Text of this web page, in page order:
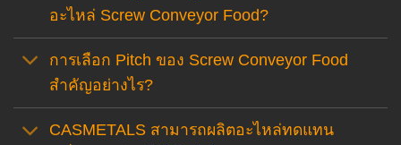
อะไหล่ Screw Conveyor Food?
การเลือก Pitch ของ Screw Conveyor Food
สำคัญอย่างไร?
CASMETALS สามารถผลิตอะไหล่ทดแทน